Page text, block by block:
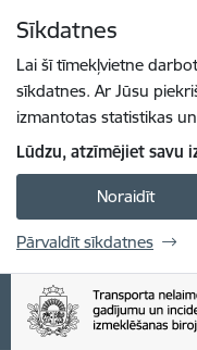
Sīkdatnes
Lai šī tīmekļvietne
sīkdatnes. Ar Jūsu
izmantotas statistikas
Lūdzu, atzīmējiet savu
Noraidīt
Pārvaldīt sīkdatnes